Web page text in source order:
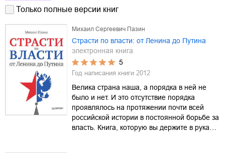
Только полные версии книг
Михаил Сергеевич Пазин
Страсти по власти: от Ленина до Путина
электронная книга
5
Год написания книги 2012
Велика страна наша, а порядка в ней не
было и нет. И это отсутствие порядка
проявлялось на протяжении почти всей
российской истории в постоянной борьбе за
власть. Книга, которую вы держите в рука…